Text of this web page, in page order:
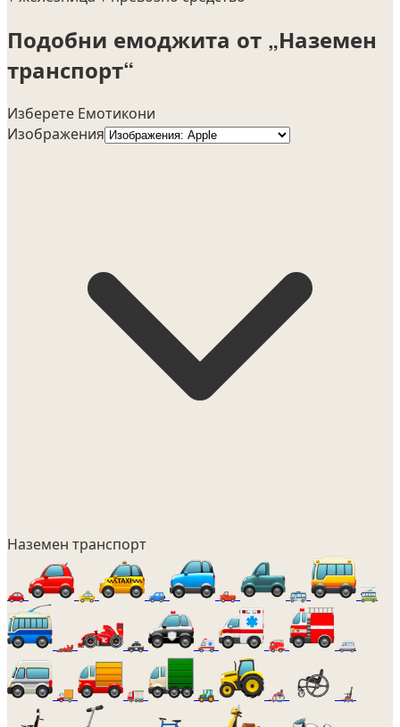
Подобни емоджита от „Наземен
транспорт“
Изберете Емотикони
Изображения
Наземен транспорт
🚗 🚕 🚙 🛻 🚌 🚎
🏎️ 🚓 🚑 🚒 🚐
🚚 🚛 🚜 🦽 🦼